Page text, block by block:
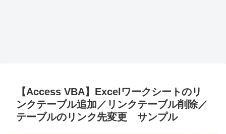
【Access VBA】Excelワークシートのリ
ンクテーブル追加／リンクテーブル削除／
テーブルのリンク先変更 サンプル